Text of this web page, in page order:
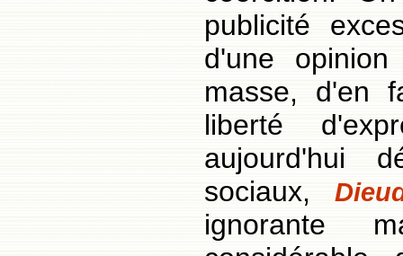
publicité
d'une
masse, d'en
liberté
aujourd'hui
sociaux,
ignorante